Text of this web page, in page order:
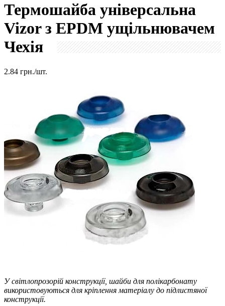
Термошайба універсальна
Vizor з EPDM ущільнювачем
Чехія
2.84 грн./шт.
У світлопрозорій конструкції, шайби для полікарбонату
використовуються для кріплення матеріалу до підлистяної
конструкції.